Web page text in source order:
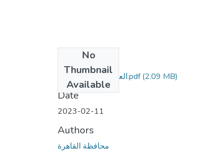
No
Thumbnail
Available
العدد 34 تابع مؤمن.pdf(2.09 MB)
Date
2023-02-11
Authors
محافظة القاهرة